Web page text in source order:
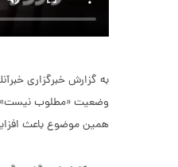
به گزارش خبرگزاری
همین موضوع باعث